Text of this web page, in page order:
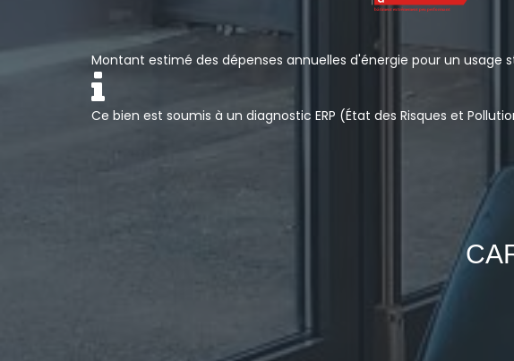
Montant estimé des dépenses annuelles d'énergie pour un usage
Ce bien est soumis à un diagnostic ERP (État des Risques et